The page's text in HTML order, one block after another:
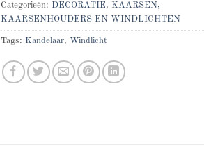
Categorieën: DECORATIE, KAARSEN,
KAARSENHOUDERS EN WINDLICHTEN
Tags: Kandelaar, Windlicht